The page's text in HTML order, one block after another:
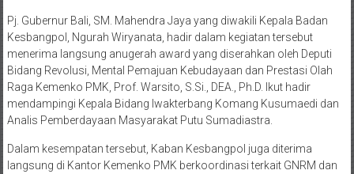
Pj. Gubernur Bali, SM. Mahendra Jaya yang diwakili Kepala Badan
Kesbangpol, Ngurah Wiryanata, hadir dalam kegiatan tersebut
menerima langsung anugerah award yang diserahkan oleh Deputi
Bidang Revolusi, Mental Pemajuan Kebudayaan dan Prestasi Olah
Raga Kemenko PMK, Prof. Warsito, S.Si., DEA., Ph.D. Ikut hadir
mendampingi Kepala Bidang Iwakterbang Komang Kusumaedi dan
Analis Pemberdayaan Masyarakat Putu Sumadiastra.
Dalam kesempatan tersebut, Kaban Kesbangpol juga diterima
langsung di Kantor Kemenko PMK berkoordinasi terkait GNRM dan